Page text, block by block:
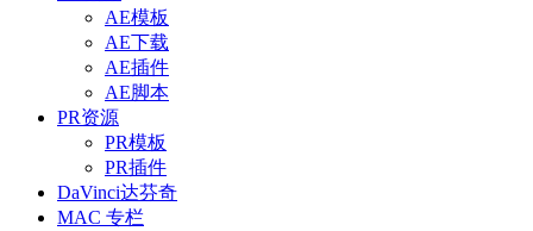
AE模板
AE下载
AE插件
AE脚本
PR资源
PR模板
PR插件
DaVinci达芬奇
MAC 专栏